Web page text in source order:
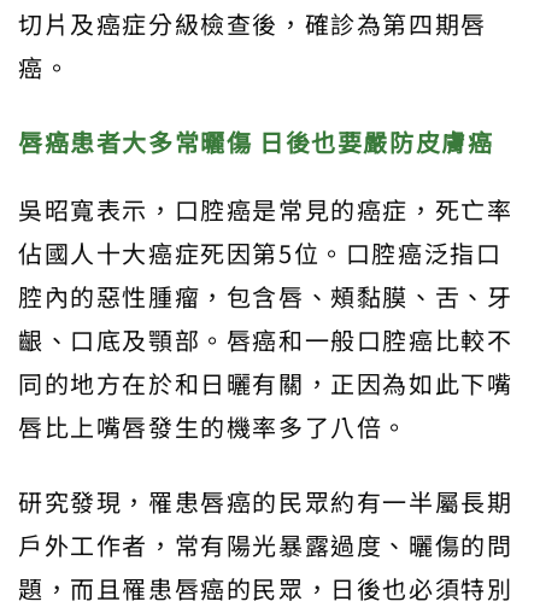
切片及癌症分級檢查後，確診為第四期唇
癌。
唇癌患者大多常曬傷 日後也要嚴防皮膚癌
吳昭寬表示，口腔癌是常見的癌症，死亡率
佔國人十大癌症死因第5位。口腔癌泛指口
腔內的惡性腫瘤，包含唇、頰黏膜、舌、牙
齦、口底及顎部。唇癌和一般口腔癌比較不
同的地方在於和日曬有關，正因為如此下嘴
唇比上嘴唇發生的機率多了八倍。
研究發現，罹患唇癌的民眾約有一半屬長期
戶外工作者，常有陽光暴露過度、曬傷的問
題，而且罹患唇癌的民眾，日後也必須特別